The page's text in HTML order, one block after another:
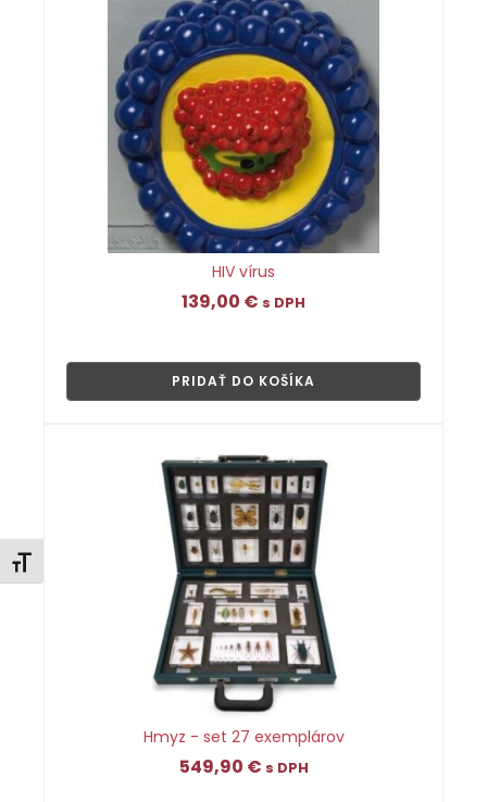
Zmeniť veľkosť písma
HIV vírus
139,00 € s DPH
PRIDAŤ DO KOŠÍKA
Hmyz - set 27 exemplárov
549,90 € s DPH